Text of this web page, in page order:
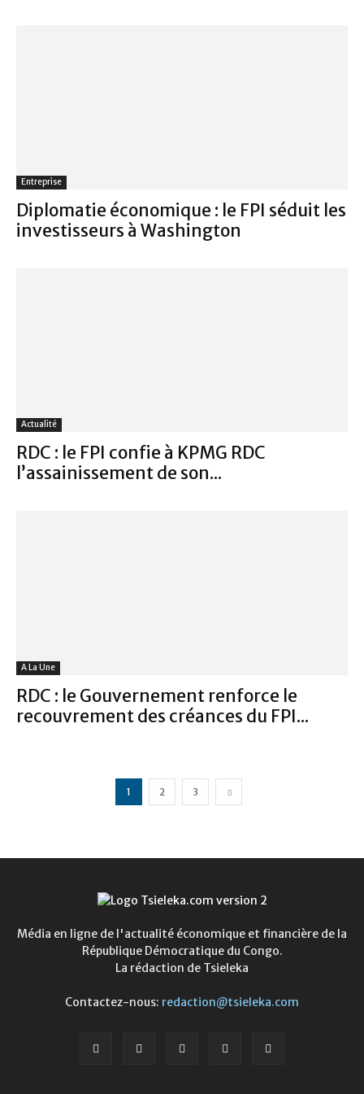
Entreprise
Diplomatie économique : le FPI séduit les
investisseurs à Washington
Actualité
RDC : le FPI confie à KPMG RDC
l’assainissement de son...
A La Une
RDC : le Gouvernement renforce le
recouvrement des créances du FPI...
1 2 3
Média en ligne de l'actualité économique et financière de la
République Démocratique du Congo.
La rédaction de Tsieleka
Contactez-nous: redaction@tsieleka.com